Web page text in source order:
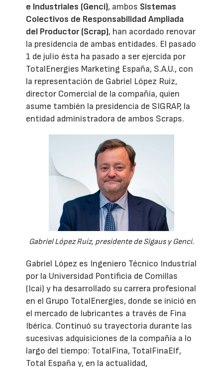
e Industriales (Genci), ambos Sistemas
Colectivos de Responsabilidad Ampliada
del Productor (Scrap), han acordado renovar
la presidencia de ambas entidades. El pasado
1 de julio ésta ha pasado a ser ejercida por
TotalEnergies Marketing España, S.A.U., con
la representación de Gabriel López Ruiz,
director Comercial de la compañía, quien
asume también la presidencia de SIGRAP, la
entidad administradora de ambos Scraps.
Gabriel López Ruiz, presidente de Sigaus y Genci.
Gabriel López es Ingeniero Técnico Industrial
por la Universidad Pontificia de Comillas
(Icai) y ha desarrollado su carrera profesional
en el Grupo TotalEnergies, donde se inició en
el mercado de lubricantes a través de Fina
Ibérica. Continuó su trayectoria durante las
sucesivas adquisiciones de la compañía a lo
largo del tiempo: TotalFina, TotalFinaElf,
Total España y, en la actualidad,